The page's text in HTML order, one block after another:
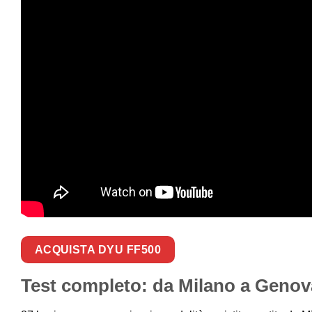
ACQUISTA DYU FF500
Test completo: da Milano a